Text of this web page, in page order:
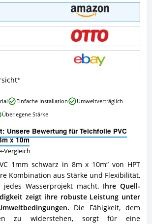
Unsere Bewertung für Teichfolie PVC
x 10m
Vergleich
1mm schwarz in 8m x 10m“ von HPT
Kombination aus Stärke und Flexibilität,
Wasserprojekt macht. Ihre Quell-
zeigt ihre robuste Leistung unter
Die Fähigkeit, dem
zu widerstehen, sorgt für eine
Einfache Installation
Umweltverträglich
Überlegene Stärke